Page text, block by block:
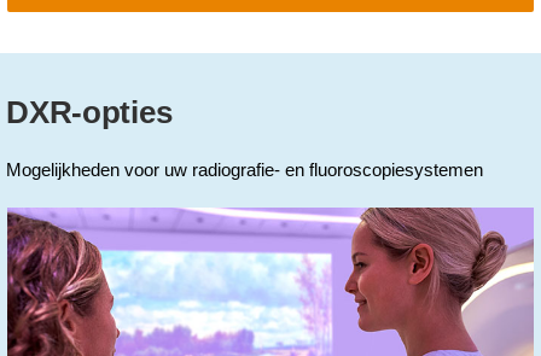
DXR-opties
Mogelijkheden voor uw radiografie- en fluoroscopiesystemen